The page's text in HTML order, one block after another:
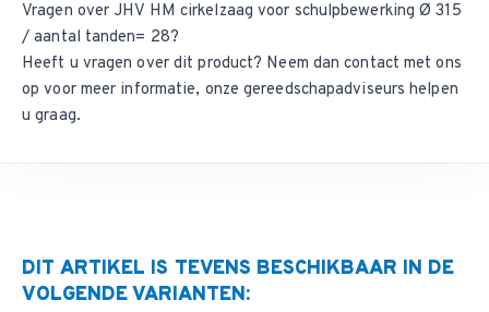
de kans op gevaarlijk happen van de zaag als gevolg van
overbelasting. Spaanbegrenzing is met name nuttig bij het
zagen van knoestig hout of het gebruik van zaagmachines
met een manuele toevoer.
Geluidsarme versie
Vragen over JHV HM cirkelzaag voor schulpbewerking Ø 315
/ aantal tanden= 28?
Heeft u vragen over dit product? Neem dancontact met ons
op voor meer informatie, onze gereedschapadviseurs helpen
u graag.
DIT ARTIKEL IS TEVENS BESCHIKBAAR IN DE
VOLGENDE VARIANTEN: